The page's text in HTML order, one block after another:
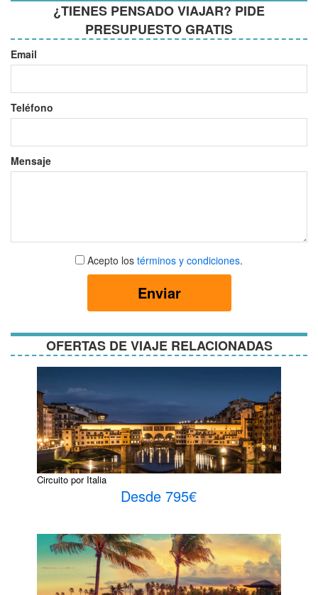
¿TIENES PENSADO VIAJAR? PIDE
PRESUPUESTO GRATIS
Email
Teléfono
Mensaje
Aceptar
términos
Acepto los términos y condiciones.
Enviar
OFERTAS DE VIAJE RELACIONADAS
Circuito por Italia
Desde 795€